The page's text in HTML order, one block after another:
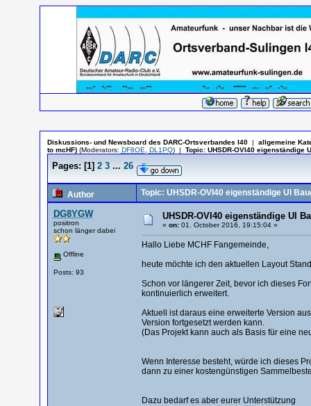
Diskussions- und Newsboard des DARC-Ortsverbandes I40 |
allgemeine
to mcHF)(Moderators: DF8OE DL1PQ) | Topic: UHSDR-OVI40 eigenständige
Pages: [1] 2 3 ... 26
Author Topic: UHSDR-OVI40 eigenständige UI
DG8YGW
positron
schon länger dabei
Offline
Posts: 93
UHSDR-OVI40 eigenständige UI
« on:01. October 2016, 19:15:04 »
Hallo Liebe MCHF Fangemeinde,
heute möchte ich den aktuellen Layout
Schon vor längerer Zeit, bevor ich dieses
kontinuierlich erweitert.
Aktuell ist daraus eine erweiterte Version
Version fortgesetzt werden kann.
(Das Projekt kann auch als Basis für eine
Wenn Interesse besteht, würde ich dieses
dann zu einer kostengünstigen
Dazu bedarf es aber eurer Unterstützung